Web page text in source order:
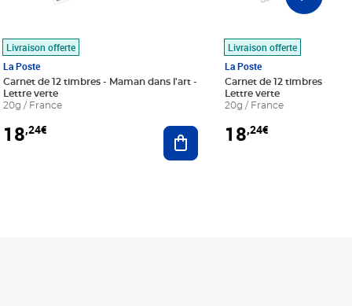
au panier
Livraison offerte
La Poste
Carnet de 12 timbres - Maman dans l'art -
Lettre verte
20g / France
18,24€ Ajouter au panier
Livraison offerte
La Poste
Carnet de 12 timbres - Le
Lettre verte
20g / France
18,24€